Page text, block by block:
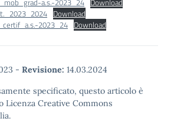
a.s.-2023_24 Download
Download
2023_24 Download
- Revisione: 14.03.2024
specificato, questo articolo è
Licenza Creative Commons